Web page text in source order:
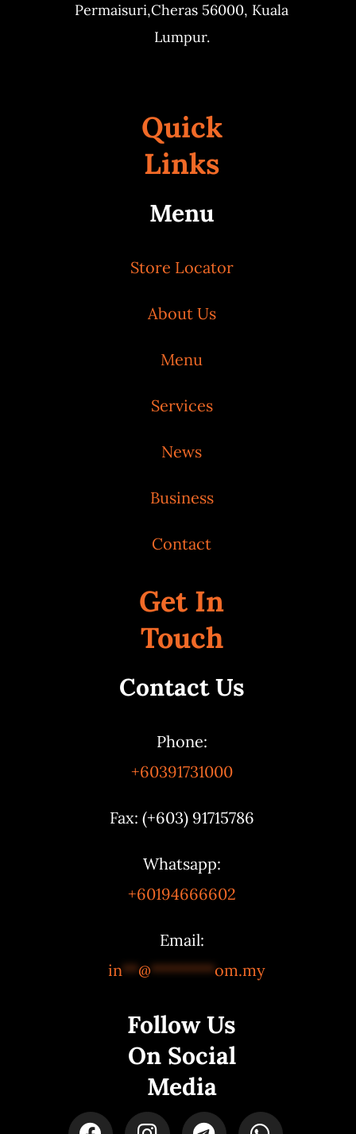
Permaisuri,Cheras 56000, Kuala
Lumpur.
Quick
Links
Menu
Store Locator
About Us
Menu
Services
News
Business
Contact
Get In
Touch
Contact Us
Phone:
+60391731000
Fax: (+603) 91715786
Whatsapp:
+60194666602
Email:
in**@********om.my
Follow Us
On Social
Media